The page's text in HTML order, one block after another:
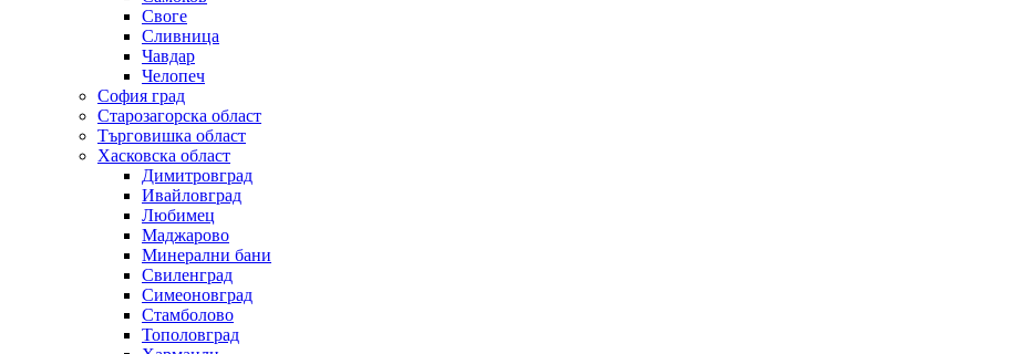
Своге
Сливница
Чавдар
Челопеч
София град
Старозагорска област
Търговишка област
Хасковска област
Димитровград
Ивайловград
Любимец
Маджарово
Минерални бани
Свиленград
Симеоновград
Стамболово
Тополовград